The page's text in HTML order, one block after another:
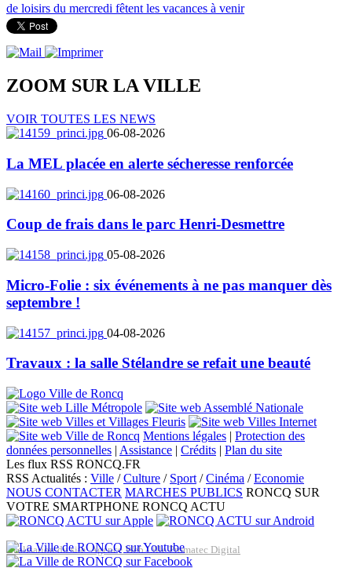
de loisirs du mercredi fêtent les vacances à venir
ZOOM SUR LAVILLE
VOIR TOUTES LES NEWS
06-08-2026
La MEL placée en alerte sécheresse renforcée
06-08-2026
Coup de frais dans le parc Henri-Desmettre
05-08-2026
Micro-Folie : six événements à ne pas manquer dès
septembre !
04-08-2026
Travaux : la salle Stélandre se refait une beauté
Mentions légales | Protection des
données personnelles | Assistance | Crédits | Plan du site
Les flux RSS RONCQ.FR
RSS Actualités : Ville /Culture / Sport /Cinéma /Economie
NOUS CONTACTER MARCHES PUBLICS RONCQ SUR
VOTRE SMARTPHONE RONCQ ACTU
Réalisation du site: Agence Web Lille Promatec Digital